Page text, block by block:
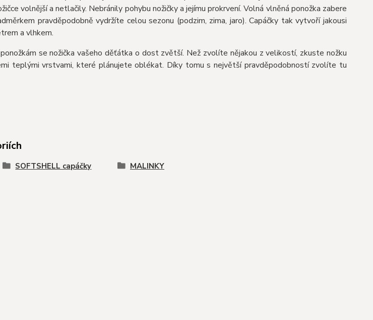
volnější a netlačily. Nebránily pohybu nožičky a jejímu prokrvení. Volná vlněná ponožka zabere
pravděpodobně vydržíte celou sezonu (podzim, zima, jaro). Capáčky tak vytvoří jakousi
a vlhkem.
se nožička vašeho děťátka o dost zvětší. Než zvolíte nějakou z velikostí, zkuste nožku
teplými vrstvami, které plánujete oblékat. Díky tomu s největší pravděpodobností zvolíte tu
SOFTSHELL capáčky MALINKY